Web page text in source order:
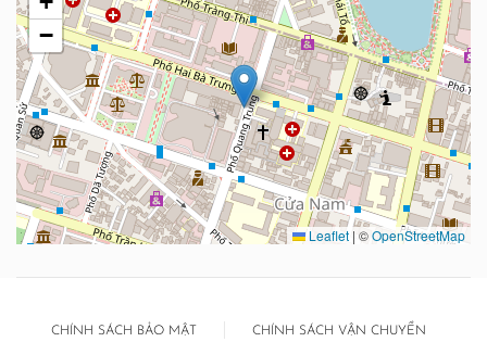
−
Leaflet | ©OpenStreetMap
CHÍNH SÁCH BẢO MẬT CHÍNH SÁCH VẬN CHUYỂN